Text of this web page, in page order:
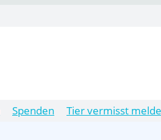
Spenden Tier vermisst